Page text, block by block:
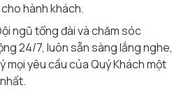
hành khách.
ngũ tổng đài và chăm sóc
24/7, luôn sẵn sàng lắng nghe,
mọi yêu cầu của Quý Khách một